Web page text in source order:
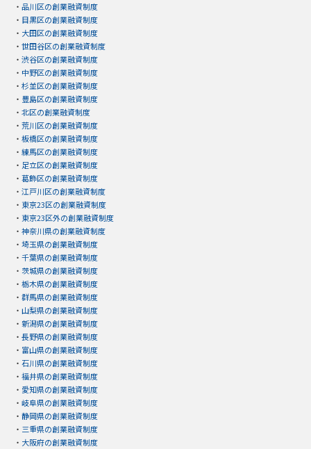
・ 品川区の創業融資制度
・ 目黒区の創業融資制度
・ 大田区の創業融資制度
・ 世田谷区の創業融資制度
・ 渋谷区の創業融資制度
・ 中野区の創業融資制度
・ 杉並区の創業融資制度
・ 豊島区の創業融資制度
・ 北区の創業融資制度
・ 荒川区の創業融資制度
・ 板橋区の創業融資制度
・ 練馬区の創業融資制度
・ 足立区の創業融資制度
・ 葛飾区の創業融資制度
・ 江戸川区の創業融資制度
・ 東京23区の創業融資制度
・ 東京23区外の創業融資制度
・ 神奈川県の創業融資制度
・ 埼玉県の創業融資制度
・ 千葉県の創業融資制度
・ 茨城県の創業融資制度
・ 栃木県の創業融資制度
・ 群馬県の創業融資制度
・ 山梨県の創業融資制度
・ 新潟県の創業融資制度
・ 長野県の創業融資制度
・ 富山県の創業融資制度
・ 石川県の創業融資制度
・ 福井県の創業融資制度
・ 愛知県の創業融資制度
・ 岐阜県の創業融資制度
・ 静岡県の創業融資制度
・ 三重県の創業融資制度
・ 大阪府の創業融資制度